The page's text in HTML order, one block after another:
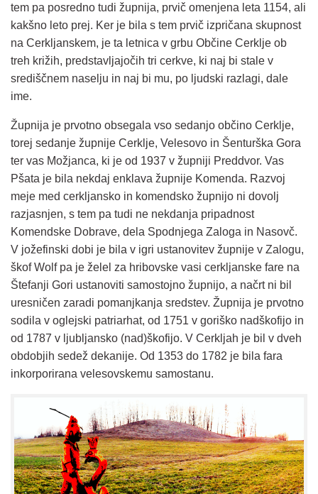
tem pa posredno tudi župnija, prvič omenjena leta 1154, ali
kakšno leto prej. Ker je bila s tem prvič izpričana skupnost
na Cerkljanskem, je ta letnica v grbu Občine Cerklje ob
treh križih, predstavljajočih tri cerkve, ki naj bi stale v
središčnem naselju in naj bi mu, po ljudski razlagi, dale
ime.
Župnija je prvotno obsegala vso sedanjo občino Cerklje,
torej sedanje župnije Cerklje, Velesovo in Šenturška Gora
ter vas Možjanca, ki je od 1937 v župniji Preddvor. Vas
Pšata je bila nekdaj enklava župnije Komenda. Razvoj
meje med cerkljansko in komendsko župnijo ni dovolj
razjasnjen, s tem pa tudi ne nekdanja pripadnost
Komendske Dobrave, dela Spodnjega Zaloga in Nasovč.
V jožefinski dobi je bila v igri ustanovitev župnije v Zalogu,
škof Wolf pa je želel za hribovske vasi cerkljanske fare na
Štefanji Gori ustanoviti samostojno župnijo, a načrt ni bil
uresničen zaradi pomanjkanja sredstev. Župnija je prvotno
sodila v oglejski patriarhat, od 1751 v goriško nadškofijo in
od 1787 v ljubljansko (nad)škofijo. V Cerkljah je bil v dveh
obdobjih sedež dekanije. Od 1353 do 1782 je bila fara
inkorporirana velesovskemu samostanu.